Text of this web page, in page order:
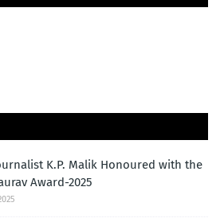
K.P. Malik Honoured with the
Award-2025